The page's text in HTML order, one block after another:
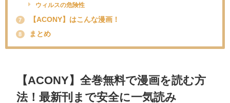
ウィルスの危険性
7 【ACONY】はこんな漫画！
8 まとめ
【ACONY】全巻無料で漫画を読む方
法！最新刊まで安全に一気読み